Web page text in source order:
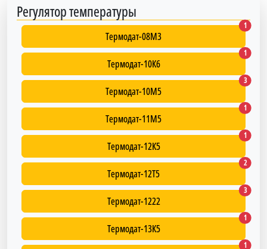
Регулятор температуры
Термодат-08М3
1
Термодат-10К6
1
Термодат-10М5
3
Термодат-11М5
1
Термодат-12К5
1
Термодат-12Т5
2
Термодат-1222
3
Термодат-13К5
1
1